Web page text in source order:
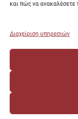
και πώς να ανακαλέσετε
Διαχείριση υπηρεσιών